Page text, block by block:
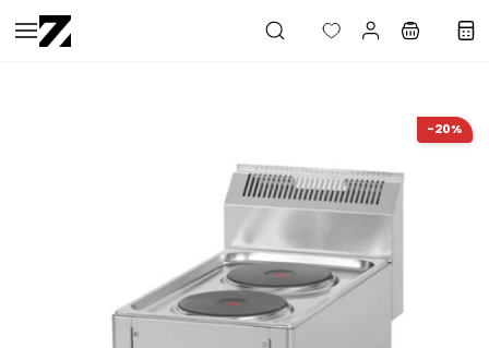
Saltar al
contenido
-20%